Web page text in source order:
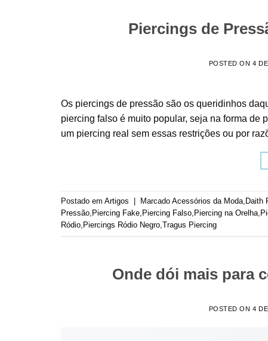
Piercings de
POSTED ON4
Os piercings de pressão são os queridinhos
piercing falso é muito popular, seja na forma de
um piercing real sem essas restrições ou por
Postado em Artigos Marcado Acessórios da Moda, Daith
Pressão, Piercing Fake, Piercing Falso, Piercing na Orelha,
Ródio, Piercings Ródio Negro,Tragus Piercing
Onde dói mais para
POSTED ON4